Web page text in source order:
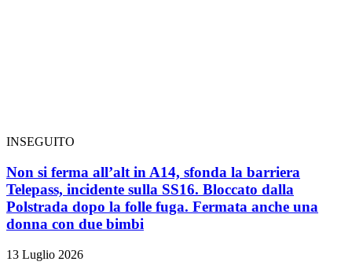
INSEGUITO
Non si ferma all’alt in A14, sfonda la barriera
Telepass, incidente sulla SS16. Bloccato dalla
Polstrada dopo la folle fuga. Fermata anche una
donna con due bimbi
13 Luglio 2026